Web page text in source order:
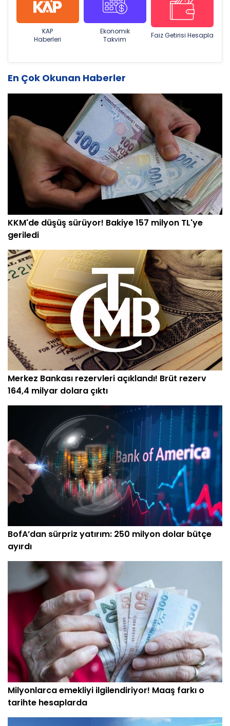
KAP
Haberleri
Ekonomik
Takvim
Faiz Getirisi Hesapla
En Çok Okunan Haberler
KKM'de düşüş sürüyor! Bakiye 157 milyon TL'ye
geriledi
Merkez Bankası rezervleri açıklandı! Brüt rezerv
164,4 milyar dolara çıktı
BofA’dan sürpriz yatırım: 250 milyon dolar bütçe
ayırdı
Milyonlarca emekliyi ilgilendiriyor! Maaş farkı o
tarihte hesaplarda